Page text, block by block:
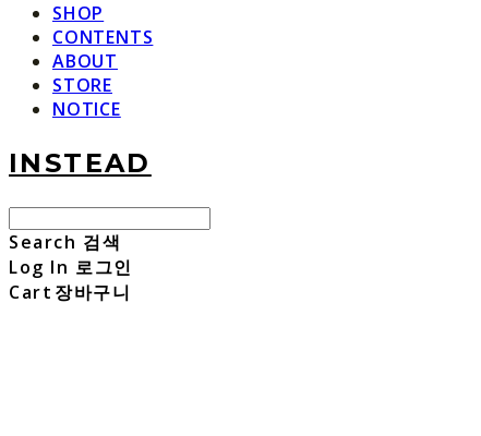
SHOP
CONTENTS
ABOUT
STORE
NOTICE
INSTEAD
Search 검색
Log In 로그인
Cart 장바구니